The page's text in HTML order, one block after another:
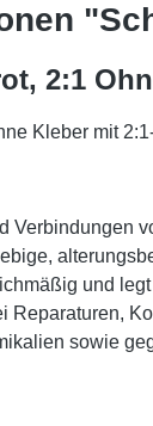
2:1
Kleber mit
Verbindungen
und
Reparaturen,
sowie